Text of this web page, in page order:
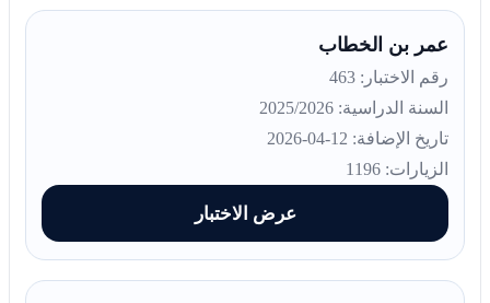
عمر بن الخطاب
رقم الاختبار: 463
السنة الدراسية: 2025/2026
تاريخ الإضافة: 12-04-2026
الزيارات: 1196
عرض الاختبار